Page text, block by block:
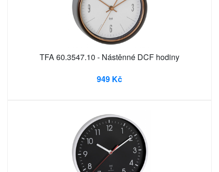
TFA 60.3547.10 - Nástěnné DCF hodiny
949 Kč